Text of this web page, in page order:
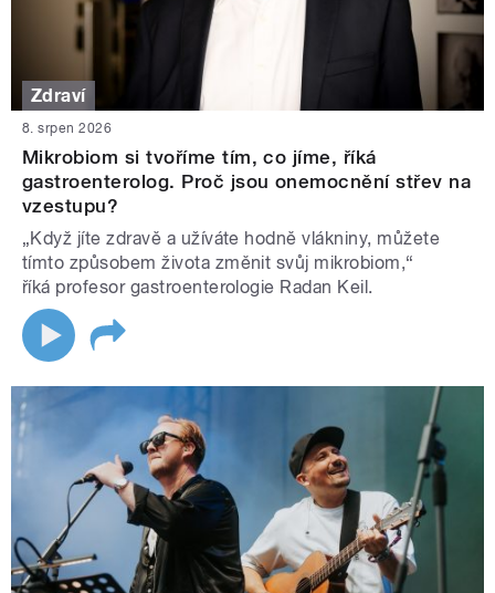
Zdraví
8. srpen 2026
Mikrobiom si tvoříme tím, co jíme, říká
gastroenterolog. Proč jsou onemocnění střev na
vzestupu?
„Když jíte zdravě a užíváte hodně vlákniny, můžete
tímto způsobem života změnit svůj mikrobiom,“
říká profesor gastroenterologie Radan Keil.